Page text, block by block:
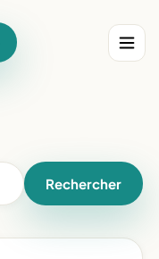
Rechercher